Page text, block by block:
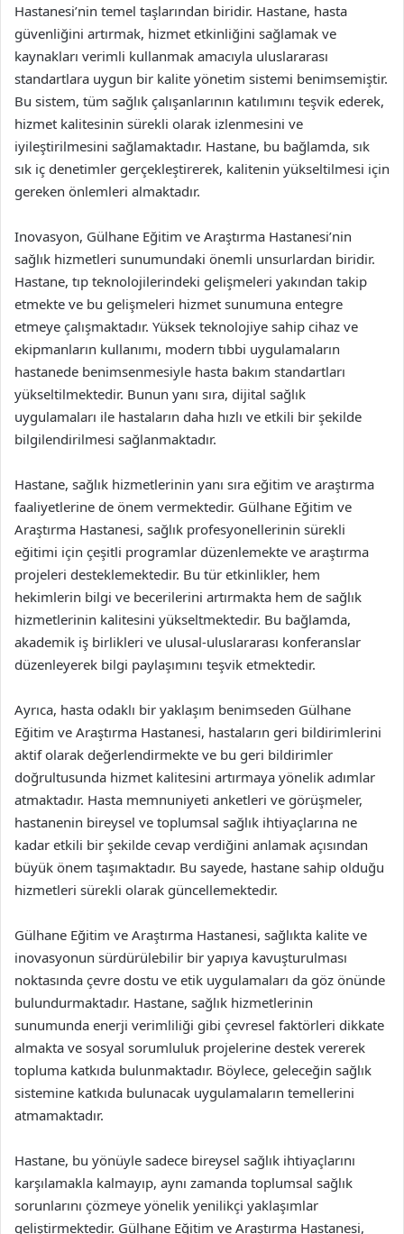
Hastanesi’nin temel taşlarından biridir. Hastane, hasta
güvenliğini artırmak, hizmet etkinliğini sağlamak ve
kaynakları verimli kullanmak amacıyla uluslararası
standartlara uygun bir kalite yönetim sistemi benimsemiştir.
Bu sistem, tüm sağlık çalışanlarının katılımını teşvik ederek,
hizmet kalitesinin sürekli olarak izlenmesini ve
iyileştirilmesini sağlamaktadır. Hastane, bu bağlamda, sık
sık iç denetimler gerçekleştirerek, kalitenin yükseltilmesi için
gereken önlemleri almaktadır.
Inovasyon, Gülhane Eğitim ve Araştırma Hastanesi’nin
sağlık hizmetleri sunumundaki önemli unsurlardan biridir.
Hastane, tıp teknolojilerindeki gelişmeleri yakından takip
etmekte ve bu gelişmeleri hizmet sunumuna entegre
etmeye çalışmaktadır. Yüksek teknolojiye sahip cihaz ve
ekipmanların kullanımı, modern tıbbi uygulamaların
hastanede benimsenmesiyle hasta bakım standartları
yükseltilmektedir. Bunun yanı sıra, dijital sağlık
uygulamaları ile hastaların daha hızlı ve etkili bir şekilde
bilgilendirilmesi sağlanmaktadır.
Hastane, sağlık hizmetlerinin yanı sıra eğitim ve araştırma
faaliyetlerine de önem vermektedir. Gülhane Eğitim ve
Araştırma Hastanesi, sağlık profesyonellerinin sürekli
eğitimi için çeşitli programlar düzenlemekte ve araştırma
projeleri desteklemektedir. Bu tür etkinlikler, hem
hekimlerin bilgi ve becerilerini artırmakta hem de sağlık
hizmetlerinin kalitesini yükseltmektedir. Bu bağlamda,
akademik iş birlikleri ve ulusal-uluslararası konferanslar
düzenleyerek bilgi paylaşımını teşvik etmektedir.
Ayrıca, hasta odaklı bir yaklaşım benimseden Gülhane
Eğitim ve Araştırma Hastanesi, hastaların geri bildirimlerini
aktif olarak değerlendirmekte ve bu geri bildirimler
doğrultusunda hizmet kalitesini artırmaya yönelik adımlar
atmaktadır. Hasta memnuniyeti anketleri ve görüşmeler,
hastanenin bireysel ve toplumsal sağlık ihtiyaçlarına ne
kadar etkili bir şekilde cevap verdiğini anlamak açısından
büyük önem taşımaktadır. Bu sayede, hastane sahip olduğu
hizmetleri sürekli olarak güncellemektedir.
Gülhane Eğitim ve Araştırma Hastanesi, sağlıkta kalite ve
inovasyonun sürdürülebilir bir yapıya kavuşturulması
noktasında çevre dostu ve etik uygulamaları da göz önünde
bulundurmaktadır. Hastane, sağlık hizmetlerinin
sunumunda enerji verimliliği gibi çevresel faktörleri dikkate
almakta ve sosyal sorumluluk projelerine destek vererek
topluma katkıda bulunmaktadır. Böylece, geleceğin sağlık
sistemine katkıda bulunacak uygulamaların temellerini
atmamaktadır.
Hastane, bu yönüyle sadece bireysel sağlık ihtiyaçlarını
karşılamakla kalmayıp, aynı zamanda toplumsal sağlık
sorunlarını çözmeye yönelik yenilikçi yaklaşımlar
geliştirmektedir. Gülhane Eğitim ve Araştırma Hastanesi,